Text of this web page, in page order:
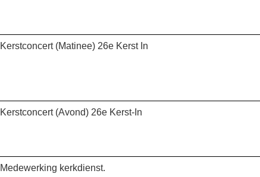
Kerstconcert (Matinee) 26e Kerst In
Kerstconcert (Avond) 26e Kerst-In
Medewerking kerkdienst.